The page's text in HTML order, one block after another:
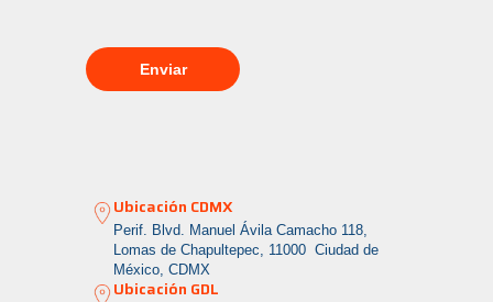
Ubicación CDMX
Perif. Blvd. Manuel Ávila Camacho 118,
Lomas de Chapultepec, 11000 Ciudad de
México, CDMX
Ubicación GDL